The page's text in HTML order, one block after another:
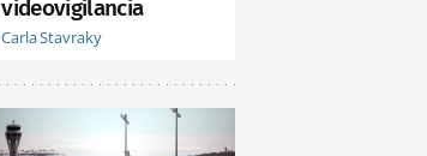
videovigilancia
Carla Stavraky